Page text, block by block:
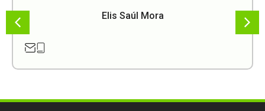
Elis Saúl Mora